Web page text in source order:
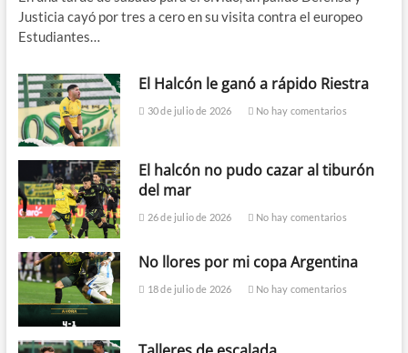
Justicia cayó por tres a cero en su visita contra el europeo
Estudiantes…
El Halcón le ganó a rápido Riestra
30 de julio de 2026 No hay comentarios
El halcón no pudo cazar al tiburón
del mar
26 de julio de 2026 No hay comentarios
No llores por mi copa Argentina
18 de julio de 2026 No hay comentarios